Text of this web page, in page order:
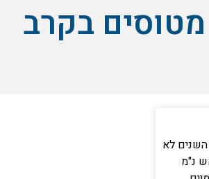
מטוסים בקרב
לא
נ"מ